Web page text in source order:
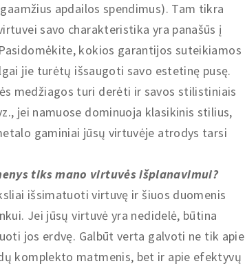
apdailos spendimus). Tam tikra
savo charakteristika yra panašūs į
kokios garantijos suteikiamos
jie turėtų išsaugoti savo estetinę pusę.
medžiagos turi derėti ir savos stilistiniais
jei namuose dominuoja klasikinis stilius,
gaminiai jūsų virtuvėje atrodys tarsi
tiks mano virtuvės išplanavimui?
išsimatuoti virtuvę ir šiuos duomenis
Jei jūsų virtuvė yra nedidelė, būtina
jos erdvę. Galbūt verta galvoti ne tik apie
komplekto matmenis, bet ir apie efektyvų